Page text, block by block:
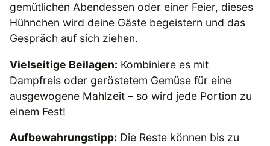
gemütlichen Abendessen oder einer Feier, dieses
Hühnchen wird deine Gäste begeistern und das
Gespräch auf sich ziehen.
Vielseitige Beilagen: Kombiniere es mit
Dampfreis oder geröstetem Gemüse für eine
ausgewogene Mahlzeit – so wird jede Portion zu
einem Fest!
Aufbewahrungstipp: Die Reste können bis zu